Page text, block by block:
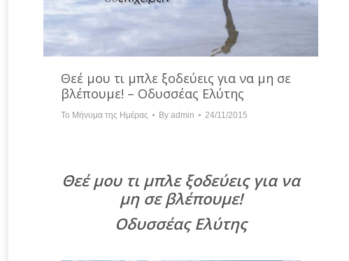
Θεέ μου τι μπλε ξοδεύεις για να μη σε
βλέπουμε! – Οδυσσέας Ελύτης
Το Μήνυμα της Ημέρας By admin 24/11/2015
Θεέ μου τι μπλε ξοδεύεις για να
μη σε βλέπουμε!
Οδυσσέας Ελύτης